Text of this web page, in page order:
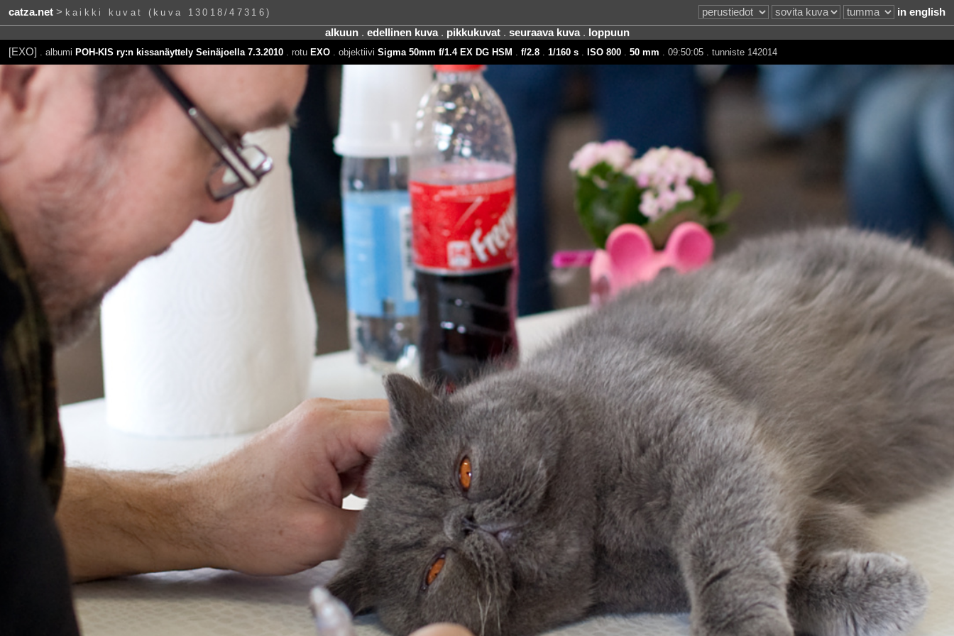
catza.net> kaikki kuvat (kuva 13018/47316)
in english
alkuun. edellinen kuva. pikkukuvat. seuraava kuva. loppuun
[EXO]
. albumi POH-KIS ry:n kissanäyttely Seinäjoella 7.3.2010. rotu EXO. objektiivi Sigma 50mm f/1.4 EX DG HSM f/2.8. 1/160 s. ISO 800. 50 mm . 09:50:05 . tunniste 142014